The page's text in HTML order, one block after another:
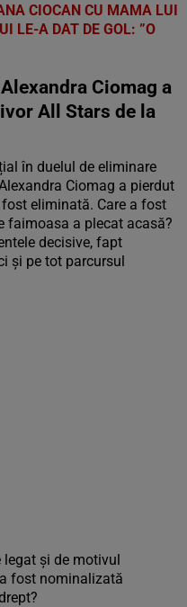
CIOCAN CU MAMA LUI
LE-A DAT DE GOL: ”O
Ciomag a
All Stars de la
în duelul de eliminare
Ciomag a pierdut
eliminată. Care a fost
faimoasa a plecat acasă?
decisive, fapt
și pe tot parcursul
și de motivul
fost nominalizată